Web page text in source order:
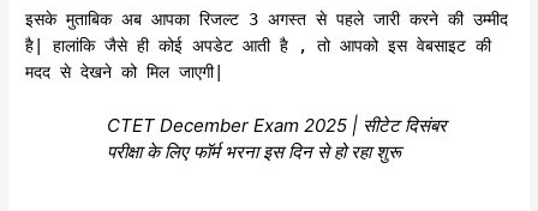
इसके मुताबिक अब आपका रिजल्ट 3 अगस्त से पहले जारी करने की उम्मीद
है| हालांकि जैसे ही कोई अपडेट आती है , तो आपको इस वेबसाइट की
मदद से देखने को मिल जाएगी|
CTET December Exam 2025 | सीटेट दिसंबर
परीक्षा के लिए फॉर्म भरना इस दिन से हो रहा शुरू